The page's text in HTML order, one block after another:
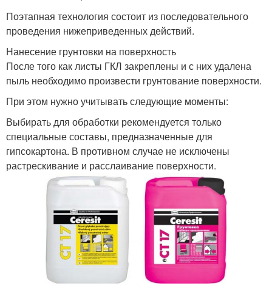
Поэтапная технология состоит из последовательного
проведения нижеприведенных действий.
Нанесение грунтовки на поверхность
После того как листы ГКЛ закреплены и с них удалена
пыль необходимо произвести грунтование поверхности.
При этом нужно учитывать следующие моменты:
Выбирать для обработки рекомендуется только
специальные составы, предназначенные для
гипсокартона. В противном случае не исключены
растрескивание и расслаивание поверхности.